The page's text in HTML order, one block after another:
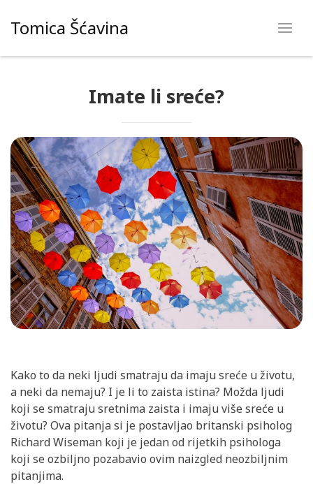
Tomica Šćavina
Imate li sreće?
Kako to da neki ljudi smatraju da imaju sreće u životu,
a neki da nemaju? I je li to zaista istina? Možda ljudi
koji se smatraju sretnima zaista i imaju više sreće u
životu? Ova pitanja si je postavljao britanski psiholog
Richard Wiseman koji je jedan od rijetkih psihologa
koji se ozbiljno pozabavio ovim naizgled neozbiljnim
pitanjima.